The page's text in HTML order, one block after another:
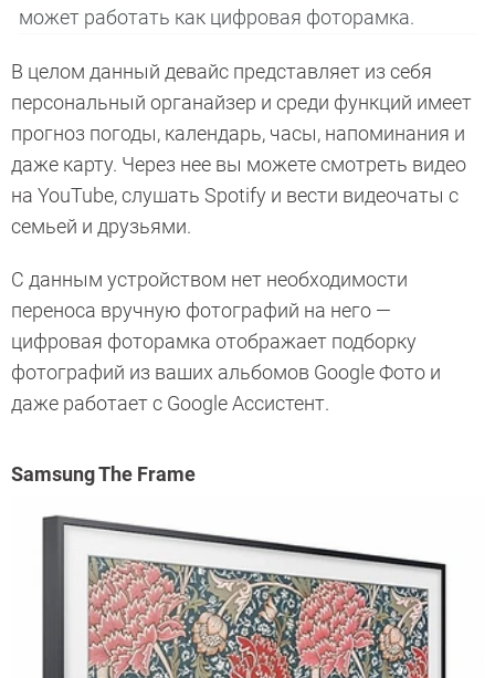
может работать как цифровая фоторамка.
В целом данный девайс представляет из себя
персональный органайзер и среди функций имеет
прогноз погоды, календарь, часы, напоминания и
даже карту. Через нее вы можете смотреть видео
на YouTube, слушать Spotify и вести видеочаты с
семьей и друзьями.
С данным устройством нет необходимости
переноса вручную фотографий на него —
цифровая фоторамка отображает подборку
фотографий из ваших альбомов Google Фото и
даже работает с Google Ассистент.
Samsung The Frame